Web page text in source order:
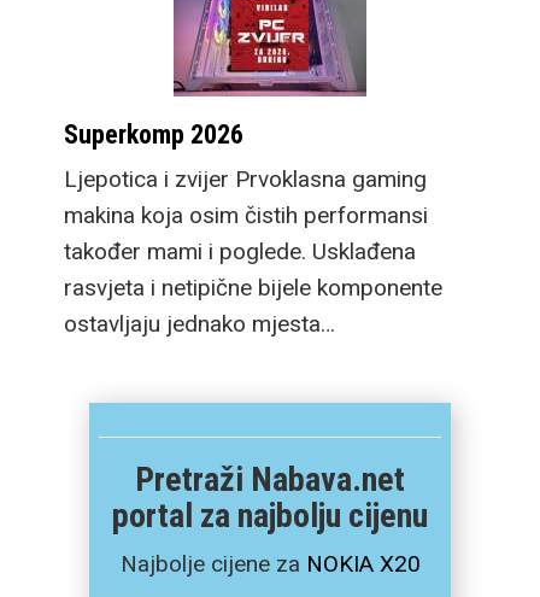
Superkomp 2026
Ljepotica i zvijer Prvoklasna gaming
makina koja osim čistih performansi
također mami i poglede. Usklađena
rasvjeta i netipične bijele komponente
ostavljaju jednako mjesta…
Pretraži Nabava.net
portal za najbolju cijenu
Najbolje cijene za NOKIA X20